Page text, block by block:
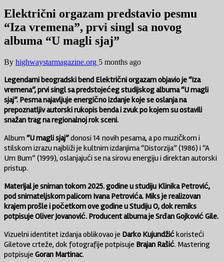
Električni orgazam predstavio pesmu
“Iza vremena”, prvi singl sa novog
albuma “U magli sjaj”
By highwaystarmagazine.org 5 months ago
Legendarni beogradski bend Električni orgazam objavio je “Iza
vremena”, prvi singl sa predstojećeg studijskog albuma “U magli
sjaj”. Pesma najavljuje energično izdanje koje se oslanja na
prepoznatljiv autorski rukopis benda i zvuk po kojem su ostavili
snažan trag na regionalnoj rok sceni.
Album“U magli sjaj”donosi 14 novih pesama, a po muzičkom i
stilskom izrazu najbliži je kultnim izdanjima “Distorzija” (1986) i “A
Um Bum” (1999), oslanjajući se na sirovu energiju i direktan autorski
pristup.
Materijal je sniman tokom 2025. godine u studiju Klinika Petrović,
pod snimateljskom palicom Ivana Petrovića. Miks je realizovan
krajem prošle i početkom ove godine u Studiju O, dok remiks
potpisuje Oliver Jovanović. Producent albuma je Srđan Gojković Gile.
Vizuelni identitet izdanja oblikovao je Darko Kujundžićkoristeći
Giletove crteže, dok fotografije potpisuje Brajan Rašić. Mastering
potpisuje Goran Martinac.